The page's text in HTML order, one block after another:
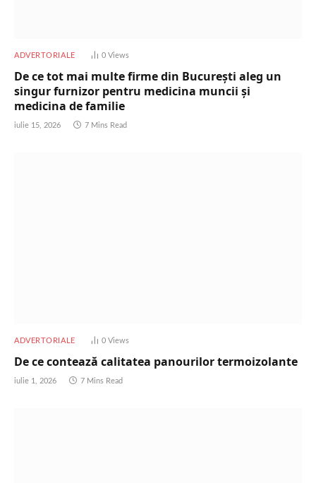
ADVERTORIALE 0 Views
De ce tot mai multe firme din București aleg un
singur furnizor pentru medicina muncii și
medicina de familie
iulie 15, 2026 7 Mins Read
ADVERTORIALE 0 Views
De ce contează calitatea panourilor termoizolante
iulie 1, 2026 7 Mins Read